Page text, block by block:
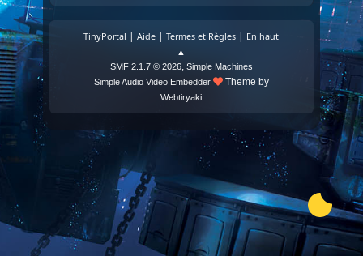
TinyPortal |Aide |Termes et Règles | En haut
▲
SMF 2.1.7 © 2026, Simple Machines
Simple Audio Video Embedder
Theme by
Webtiryaki